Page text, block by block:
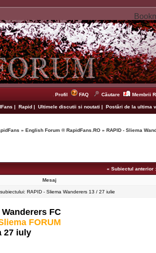
Profil FAQ Căutare Membrii
| Rapid | Ultimele discutii si noutati | Postări de la ultima
» English Forum ® RapidFans.RO » RAPID - Sliema
« Subiectul anterior
Mesaj
RAPID - Sliema Wanderers 13 / 27 iulie
FC
FORUM
27 iuly